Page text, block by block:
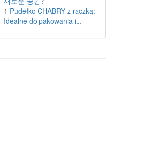
1 Pudełko CHABRY z rączką:
Idealne do pakowania i...